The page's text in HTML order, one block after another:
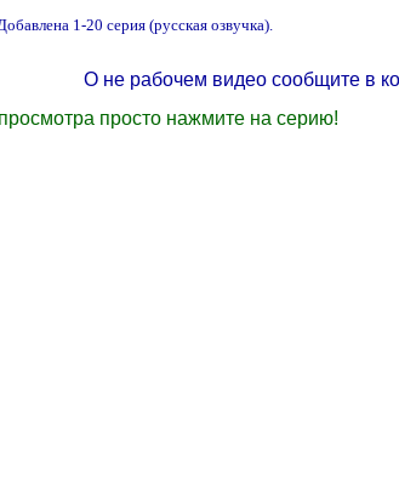
1-20 серия (русская озвучка).
О не рабочем видео сообщите в
просто нажмите на серию!